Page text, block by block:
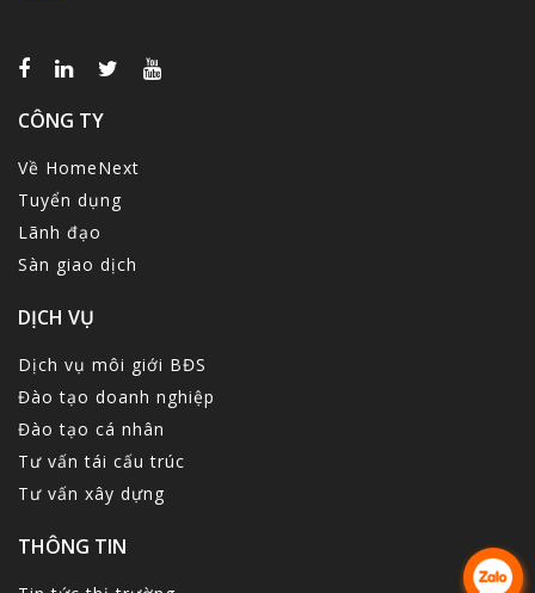
CÔNG TY
Về HomeNext
Tuyển dụng
Lãnh đạo
Sàn giao dịch
DỊCH VỤ
Dịch vụ môi giới BĐS
Đào tạo doanh nghiệp
Đào tạo cá nhân
Tư vấn tái cấu trúc
Tư vấn xây dựng
THÔNG TIN